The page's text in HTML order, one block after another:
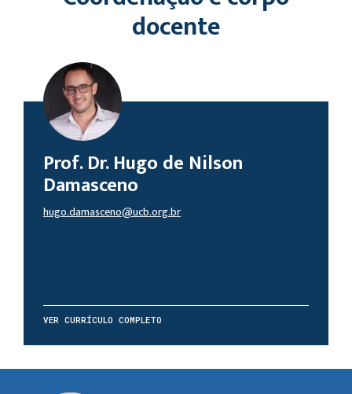
docente
Prof. Dr. Hugo de Nilson
Damasceno
hugo.damasceno@ucb.org.br
VER CURRÍCULO COMPLETO